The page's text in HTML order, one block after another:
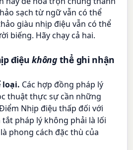
sạch từ ngữ vẫn có thể
giàu nhịp điệu vẫn có thể
biếng. Hãy chạy cả hai.
điệukhôngthể ghi nhận
loại. Các hợp đồng pháp lý
thuật thực sự cần những
Nhịp điệu thấp đối với
pháp lý không phải là lối
phong cách đặc thù của